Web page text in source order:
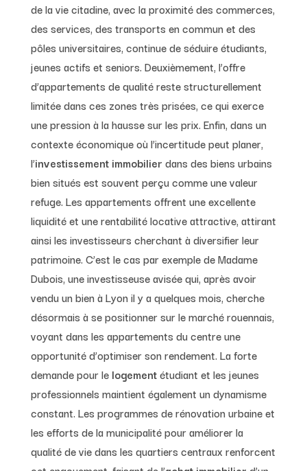
de la vie citadine, avec la proximité des commerces,
des services, des transports en commun et des
pôles universitaires, continue de séduire étudiants,
jeunes actifs et seniors. Deuxièmement, l’offre
d’appartements de qualité reste structurellement
limitée dans ces zones très prisées, ce qui exerce
une pression à la hausse sur les prix. Enfin, dans un
contexte économique où l’incertitude peut planer,
l’investissement immobilier dans des biens urbains
bien situés est souvent perçu comme une valeur
refuge. Les appartements offrent une excellente
liquidité et une rentabilité locative attractive, attirant
ainsi les investisseurs cherchant à diversifier leur
patrimoine. C’est le cas par exemple de Madame
Dubois, une investisseuse avisée qui, après avoir
vendu un bien à Lyon il y a quelques mois, cherche
désormais à se positionner sur le marché rouennais,
voyant dans les appartements du centre une
opportunité d’optimiser son rendement. La forte
demande pour le logementétudiant et les jeunes
professionnels maintient également un dynamisme
constant. Les programmes de rénovation urbaine et
les efforts de la municipalité pour améliorer la
qualité de vie dans les quartiers centraux renforcent